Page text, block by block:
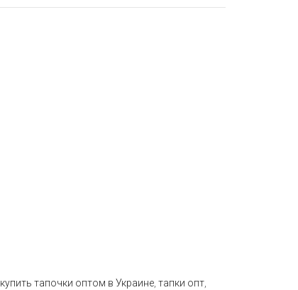
купить тапочки оптом в Украине тапки опт